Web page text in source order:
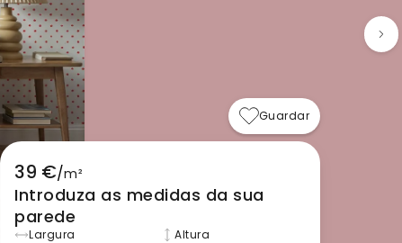
Guardar
39 €/m²
Introduza as medidas da sua
parede
Largura Altura